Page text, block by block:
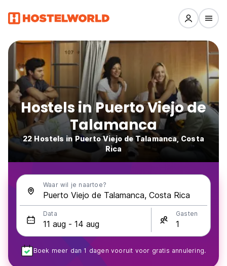
Hostels in Puerto Viejo de
Talamanca
22 Hostels in Puerto Viejo de Talamanca, Costa
Rica
Waar wil je naartoe?
Data Gasten
Boek meer dan 1 dagen vooruit voor gratis annulering.